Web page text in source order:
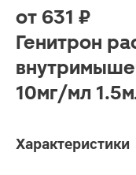
от 631 ₽
Генитрон
10мг/мл
Характеристики